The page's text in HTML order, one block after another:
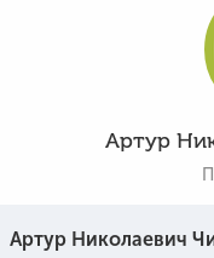
Фото и видео
Вопросы и ответы
Артур
Артур Николаевич